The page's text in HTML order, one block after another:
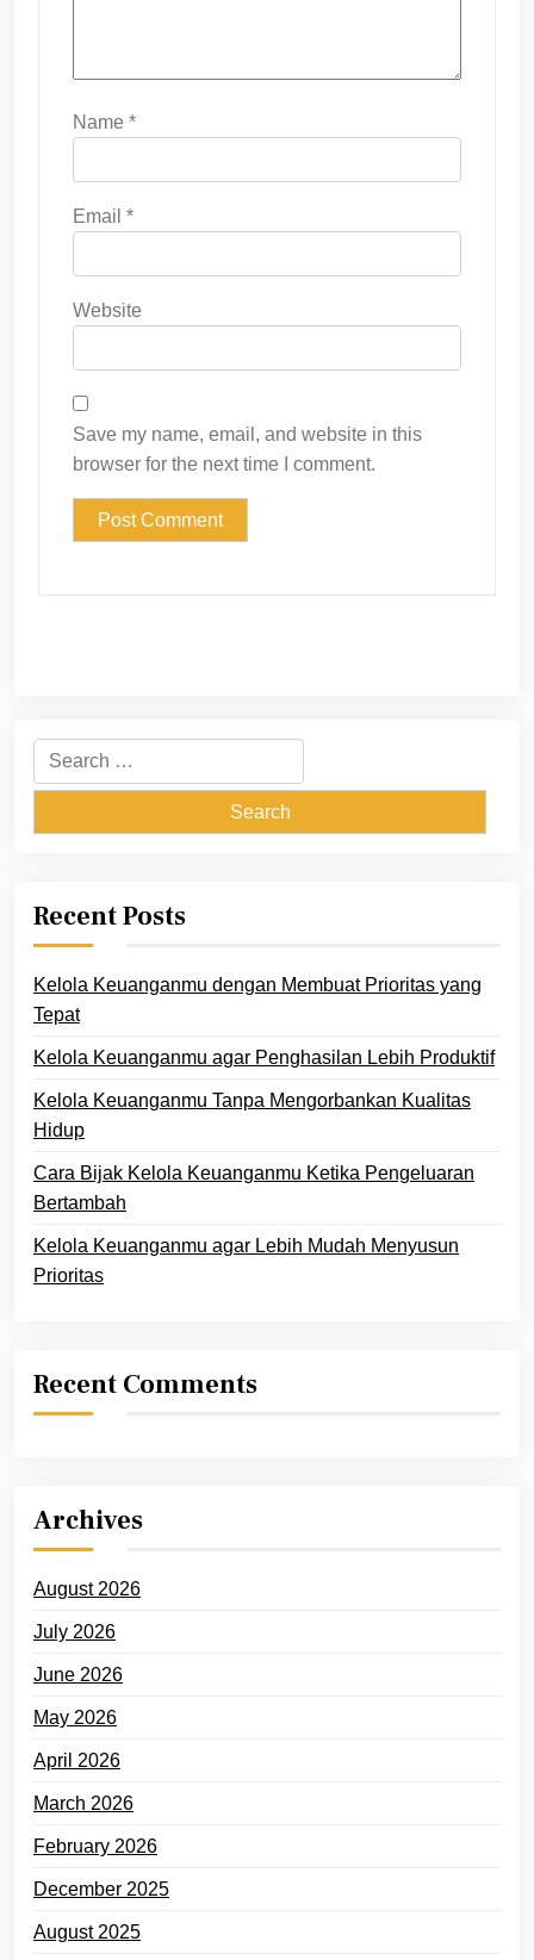
Name *
Email *
Website
Save my name, email, and website in this
browser for the next time I comment.
Search
for:
Recent Posts
Kelola Keuanganmu dengan Membuat Prioritas yang
Tepat
Kelola Keuanganmu agar Penghasilan Lebih Produktif
Kelola Keuanganmu Tanpa Mengorbankan Kualitas
Hidup
Cara Bijak Kelola Keuanganmu Ketika Pengeluaran
Bertambah
Kelola Keuanganmu agar Lebih Mudah Menyusun
Prioritas
Recent Comments
Archives
August 2026
July 2026
June 2026
May 2026
April 2026
March 2026
February 2026
December 2025
August 2025